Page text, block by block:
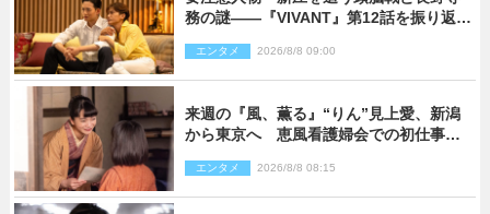
務の謎――『VIVANT』第12話を振り返
エンタメ 2026/8/8 09:00
来週の『風、薫る』“りん”見上愛、新潟
から東京へ 恵風看護婦会での初仕事に
エンタメ 2026/8/8 08:15